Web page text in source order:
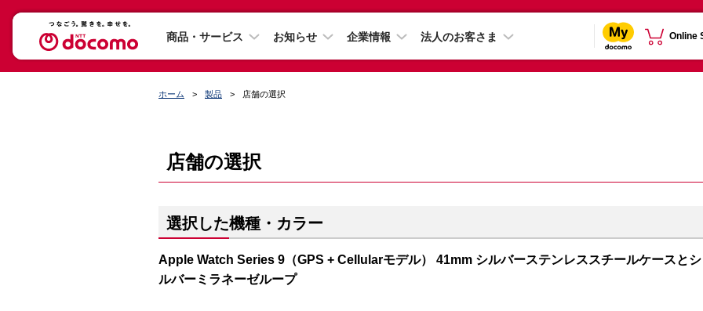
商品・サービス お知らせ 企業情報 法人のお客さま Online
ホーム 製品 店舗の選択
店舗の選択
選択した機種・カラー
Apple Watch Series 9（GPS + Cellularモデル） 41mm シルバーステンレススチールケースとシ
ルバーミラネーゼループ